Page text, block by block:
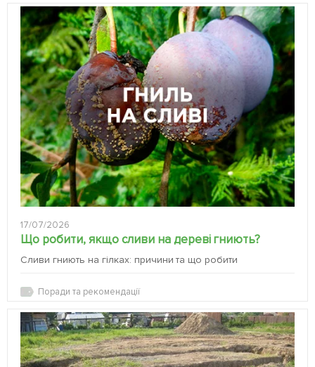
17/07/2026
Що робити, якщо сливи на дереві гниють?
Сливи гниють на гілках: причини та що робити
Поради та рекомендації